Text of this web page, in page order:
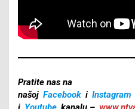
Pratite nas na
našoj Facebook i Instagram